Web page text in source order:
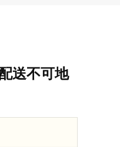
送不可地